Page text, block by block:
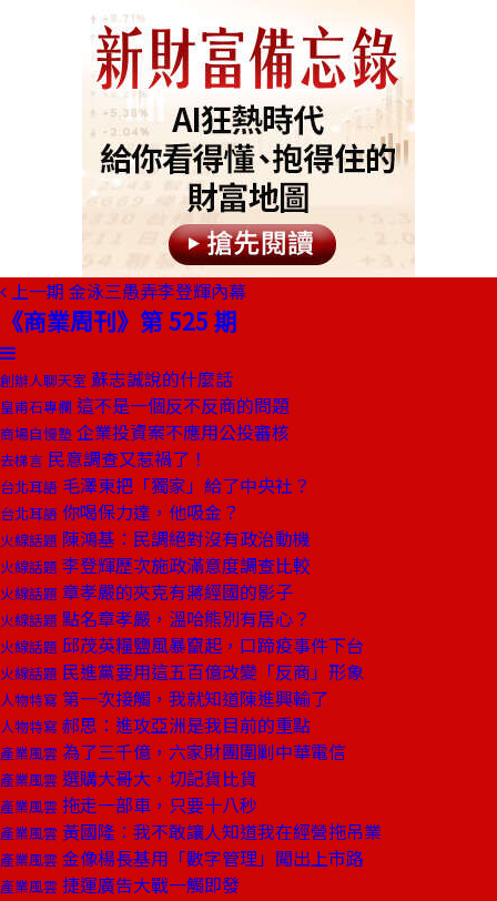
上一期 金泳三愚弄李登輝內幕
《商業周刊》第 525 期
創辦人聊天室 蘇志誠說的什麼話
皇甫石專欄 這不是一個反不反商的問題
商場自慢塾 企業投資案不應用公投審核
去梯言 民意調查又惹禍了！
台北耳語 毛澤東把「獨家」給了中央社？
台北耳語 你喝保力達，他吸金？
火線話題 陳鴻基：民調絕對沒有政治動機
火線話題 李登輝歷次施政滿意度調查比較
火線話題 章孝嚴的夾克有蔣經國的影子
火線話題 點名章孝嚴，溫哈熊別有居心？
火線話題 邱茂英糧鹽風暴竄起，口蹄疫事件下台
火線話題 民進黨要用這五百億改變「反商」形象
人物特寫 第一次接觸，我就知道陳進興輸了
人物特寫 郝思：進攻亞洲是我目前的重點
產業風雲 為了三千億，六家財團圍剿中華電信
產業風雲 選購大哥大，切記貨比貨
產業風雲 拖走一部車，只要十八秒
產業風雲 黃國隆：我不敢讓人知道我在經營拖吊業
產業風雲 金像楊長基用「數字管理」闖出上市路
產業風雲 捷運廣告大戰一觸即發